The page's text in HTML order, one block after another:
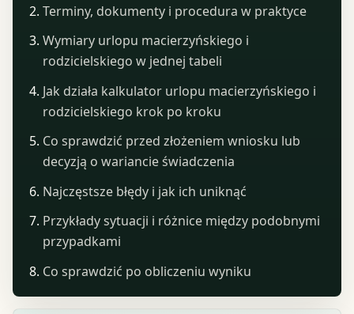
Terminy, dokumenty i procedura w praktyce
Wymiary urlopu macierzyńskiego i
rodzicielskiego w jednej tabeli
Jak działa kalkulator urlopu macierzyńskiego i
rodzicielskiego krok po kroku
Co sprawdzić przed złożeniem wniosku lub
decyzją o wariancie świadczenia
Najczęstsze błędy i jak ich uniknąć
Przykłady sytuacji i różnice między podobnymi
przypadkami
Co sprawdzić po obliczeniu wyniku